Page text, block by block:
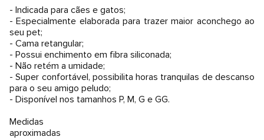
- Indicada para cães e gatos;
- Especialmente elaborada para trazer maior aconchego ao
seu pet;
- Cama retangular;
- Possui enchimento em fibra siliconada;
- Não retém a umidade;
- Super confortável, possibilita horas tranquilas de descanso
para o seu amigo peludo;
- Disponível nos tamanhos P, M, G e GG.
Medidas
aproximadas